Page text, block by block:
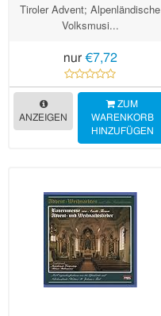
Tiroler Advent; Alpenländische
Volksmusi...
nur €7,72
ANZEIGEN
ZUM
WARENKORB
HINZUFÜGEN